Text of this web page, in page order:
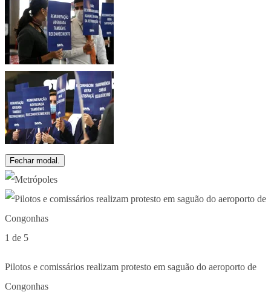
Fechar modal.
1 de 5
Pilotos e comissários realizam protesto em saguão do aeroporto de
Congonhas